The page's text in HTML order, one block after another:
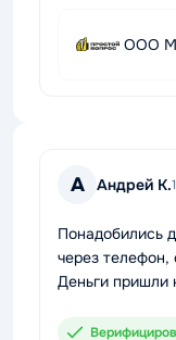
ООО
А Андрей К.
Понадобились
через телефон,
Деньги пришли